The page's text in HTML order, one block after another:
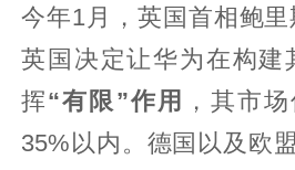
今年1月，英国首相鲍里
英国决定让华为在构建
挥“有限”作用
，其市
35%以内。德国以及欧